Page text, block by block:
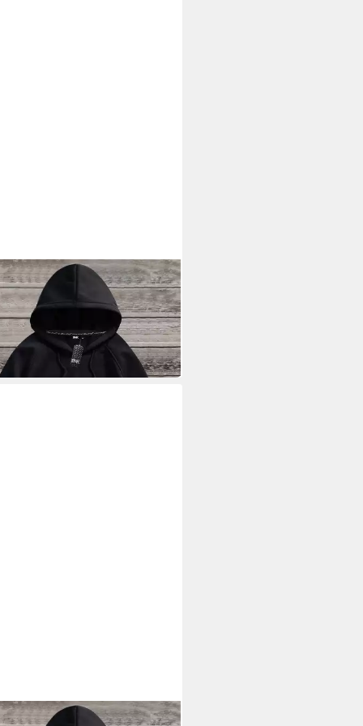
Herren Kapuzenpullover Basic
Uni Hoodie mit Kapuze
€ UVP